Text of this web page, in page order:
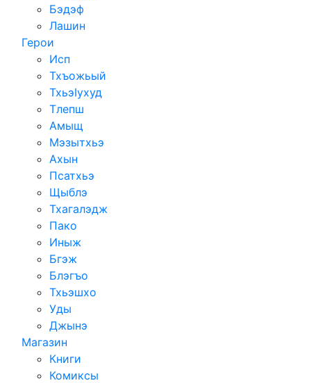
Бэдэф
Лашин
Герои
Исп
Тхъожьый
ТхьэIухуд
Тлепш
Амыщ
Мэзытхьэ
Ахын
Псатхьэ
Щыблэ
Тхагалэдж
Пако
Иныж
Бгэж
Блэгъо
Тхьэшхо
Уды
Джынэ
Магазин
Книги
Комиксы